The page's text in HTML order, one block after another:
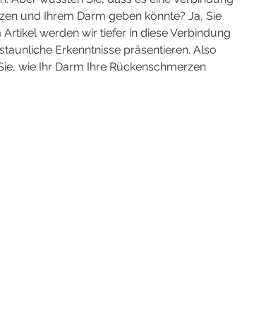
und Ihrem Darm geben könnte? Ja, Sie
werden wir tiefer in diese Verbindung
Erkenntnisse präsentieren. Also
wie Ihr Darm Ihre Rückenschmerzen